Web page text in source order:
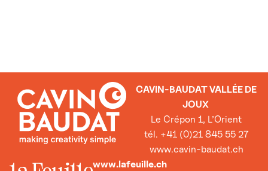
CAVIN-BAUDAT VALLÉE DE
JOUX
Le Crépon 1, L’Orient
tél. +41 (0)21 845 55 27
www.cavin-baudat.ch
www.lafeuille.ch